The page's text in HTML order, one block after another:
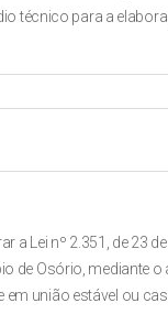
técnico para a
a Lei nº 2.351, de 23
de Osório, mediante
em união estável ou